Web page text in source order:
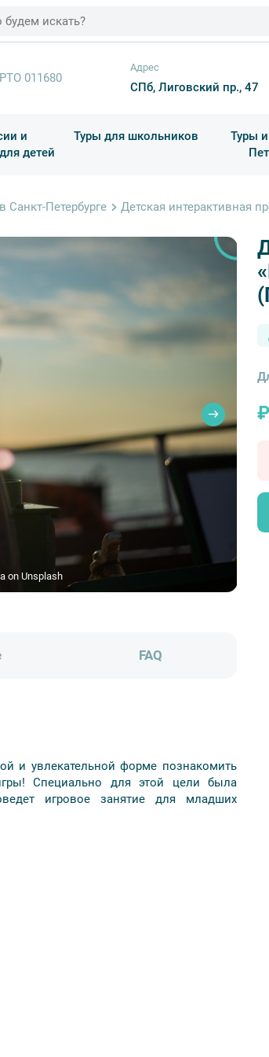
011680
Адрес
СПб, Лиговский пр., 47
и
детей
Туры для школьников
Туры
Петербурге Детская интерактивная
on Unsplash
₽
FAQ
и увлекательной форме познакомить
Специально для этой цели была
игровое занятие для младших